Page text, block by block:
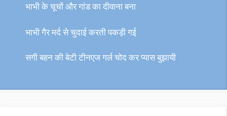
भाभी के चूचों और गांड का दीवाना बना
भाभी गैर मर्द से चुदाई करती पकड़ी गई
सगी बहन की बेटी टीनएज गर्ल चोद कर प्यास बुझायी